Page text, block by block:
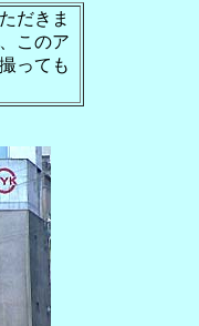
だきま
このア
っても